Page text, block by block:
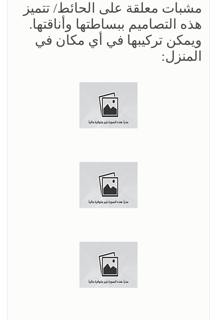
مشبات معلقة على الحائط/ تتميز
هذه التصاميم ببساطتها وأناقتها.
ويمكن تركيبها في أي مكان في
المنزل: